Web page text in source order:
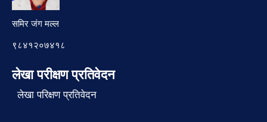
समिर जंग मल्ल
९८४१२०७४१८
लेखा परीक्षण प्रतिवेदन
लेखा परिक्षण प्रतिवेदन